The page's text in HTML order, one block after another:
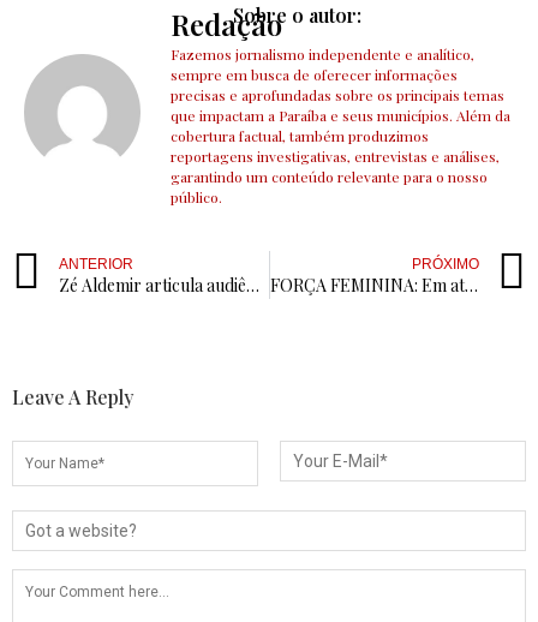
Sobre o autor:
Redação
Fazemos jornalismo independente e analítico,
sempre em busca de oferecer informações
precisas e aprofundadas sobre os principais temas
que impactam a Paraíba e seus municípios. Além da
cobertura factual, também produzimos
reportagens investigativas, entrevistas e análises,
garantindo um conteúdo relevante para o nosso
público.
ANTERIOR
Zé Aldemir articula audiência por nova UPA em Cajazeiras e projeta vitória de Lucas Ribeiro ainda no 1º turno
PRÓXIMO
FORÇA FEMININA: Em ato de desagravo e apoio à vereadora Fabiana Gomes, Sessão Especial reúne lideranças da Paraíba contra a violência política de gênero
Leave A Reply